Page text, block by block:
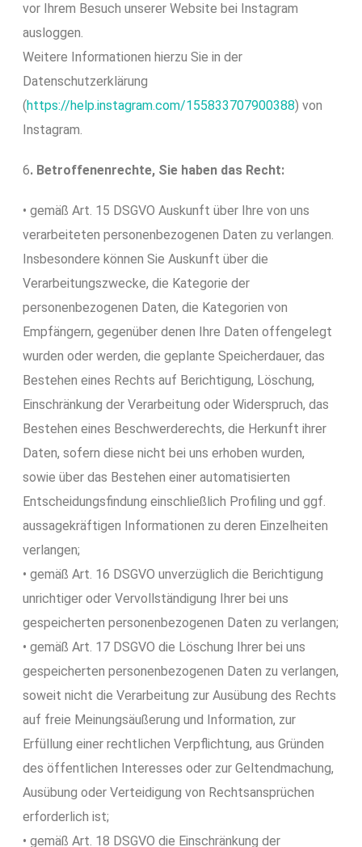
vor Ihrem Besuch unserer Website bei Instagram
ausloggen.
Weitere Informationen hierzu Sie in der
Datenschutzerklärung
(https://help.instagram.com/155833707900388) von
Instagram.
6. Betroffenenrechte, Sie haben das Recht:
• gemäß Art. 15 DSGVO Auskunft über Ihre von uns
verarbeiteten personenbezogenen Daten zu verlangen.
Insbesondere können Sie Auskunft über die
Verarbeitungszwecke, die Kategorie der
personenbezogenen Daten, die Kategorien von
Empfängern, gegenüber denen Ihre Daten offengelegt
wurden oder werden, die geplante Speicherdauer, das
Bestehen eines Rechts auf Berichtigung, Löschung,
Einschränkung der Verarbeitung oder Widerspruch, das
Bestehen eines Beschwerderechts, die Herkunft ihrer
Daten, sofern diese nicht bei uns erhoben wurden,
sowie über das Bestehen einer automatisierten
Entscheidungsfindung einschließlich Profiling und ggf.
aussagekräftigen Informationen zu deren Einzelheiten
verlangen;
• gemäß Art. 16 DSGVO unverzüglich die Berichtigung
unrichtiger oder Vervollständigung Ihrer bei uns
gespeicherten personenbezogenen Daten zu verlangen;
• gemäß Art. 17 DSGVO die Löschung Ihrer bei uns
gespeicherten personenbezogenen Daten zu verlangen,
soweit nicht die Verarbeitung zur Ausübung des Rechts
auf freie Meinungsäußerung und Information, zur
Erfüllung einer rechtlichen Verpflichtung, aus Gründen
des öffentlichen Interesses oder zur Geltendmachung,
Ausübung oder Verteidigung von Rechtsansprüchen
erforderlich ist;
• gemäß Art. 18 DSGVO die Einschränkung der